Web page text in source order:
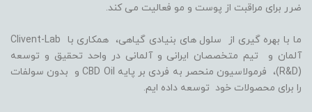
ضرر برای مراقبت از پوست و مو فعالیت می کند.
ما با بهره گیری از سلول های بنیادی گیاهی، همکاری با Clivent-Lab
آلمان و تیم متخصصان ایرانی و آلمانی در واحد تحقیق و توسعه
(R&D)، فرمولاسیون منحصر به فردی بر پایه CBD Oil و بدون سولفات
را برای محصولات خود توسعه داده ایم.